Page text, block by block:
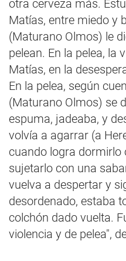
otra cerveza más.
Matías, entre miedo y
(Maturano Olmos) le
pelean. En la pelea, la
Matías, en la
En la pelea, según
(Maturano Olmos) se
espuma, jadeaba, y
volvía a agarrar (a
cuando logra dormirlo
sujetarlo con una
vuelva a despertar y
desordenado, estaba
colchón dado vuelta.
violencia y de pelea",